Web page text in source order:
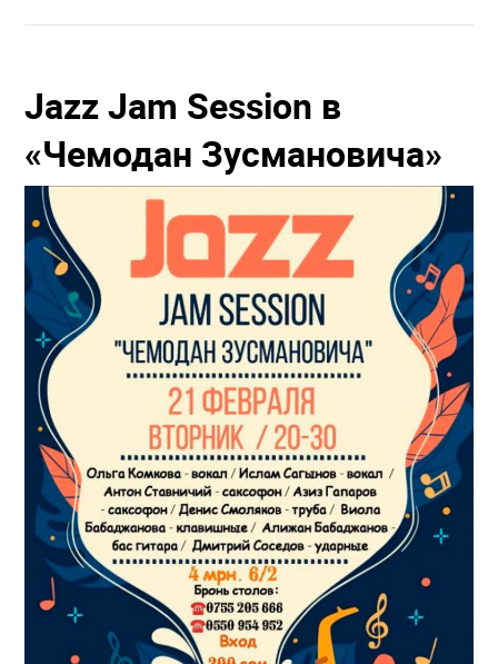
Jazz Jam Session в
«Чемодан Зусмановича»